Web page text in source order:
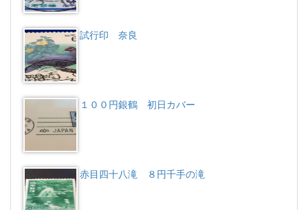
試行印 奈良
１００円銀鶴 初日カバー
赤目四十八滝 ８円千手の滝